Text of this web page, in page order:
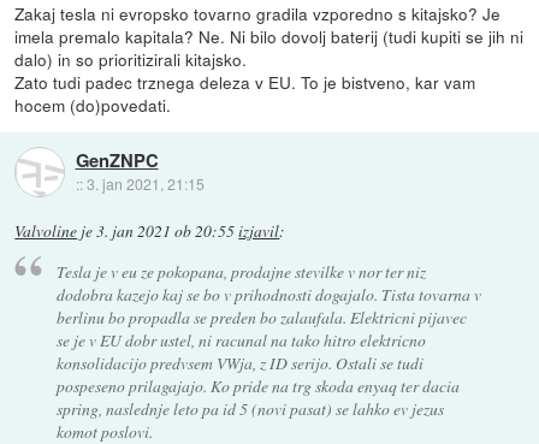
Zakaj tesla ni evropsko tovarno gradila vzporedno s kitajsko? Je
imela premalo kapitala? Ne. Ni bilo dovolj baterij (tudi kupiti se jih ni
dalo) in so prioritizirali kitajsko.
Zato tudi padec trznega deleza v EU. To je bistveno, kar vam
hocem (do)povedati.
GenZNPC
::3. jan 2021, 21:15
Valvoline je3. jan 2021 ob 20:55izjavil:
Tesla je v eu ze pokopana, prodajne stevilke v nor ter niz
dodobra kazejo kaj se bo v prihodnosti dogajalo. Tista tovarna v
berlinu bo propadla se preden bo zalaufala. Elektricni pijavec
se je v EU dobr ustel, ni racunal na tako hitro elektricno
konsolidacijo predvsem VWja, z ID serijo. Ostali se tudi
pospeseno prilagajajo. Ko pride na trg skoda enyaq ter dacia
spring, naslednje leto pa id 5 (novi pasat) se lahko ev jezus
komot poslovi.